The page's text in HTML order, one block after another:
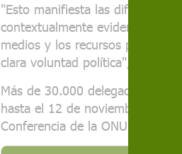
"Esto manifiesta las
contextualmente evidencia
medios y los recursos para
clara voluntad política", ha dicho.
Más de 30.000 delegados se
hasta el 12 de noviembre en
Conferencia de la ONU sobre el